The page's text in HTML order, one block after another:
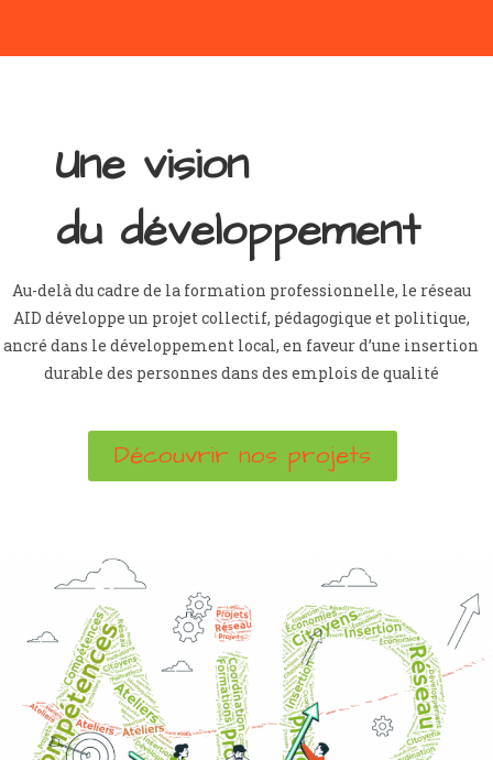
Une vision
du développement
Au-delà du cadre de la formation professionnelle, le réseau
AID développe un projet collectif, pédagogique et politique,
ancré dans le développement local, en faveur d’une insertion
durable des personnes dans des emplois de qualité
Découvrir nos projets